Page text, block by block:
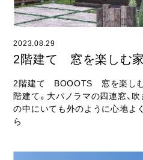
お知らせ
ブログ
会社概要
スタッフ紹介
採用情報
2023.08.29
2階建て 窓を楽しむ家
2階建て BOOOTS 窓を楽し
階建て。大パノラマの四連窓、
の中にいても外のように心地よ
ら